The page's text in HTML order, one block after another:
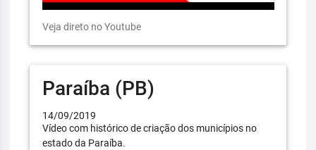
Veja direto no Youtube
Paraíba (PB)
14/09/2019
Vídeo com histórico de criação dos municípios no
estado da Paraíba.